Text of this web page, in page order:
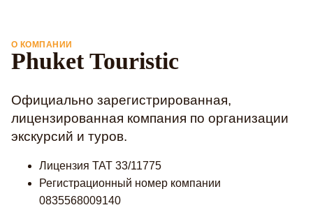
О КОМПАНИИ
Phuket Touristic
Официально зарегистрированная,
лицензированная компания по организации
экскурсий и туров.
Лицензия TAT 33/11775
Регистрационный номер компании
0835568009140